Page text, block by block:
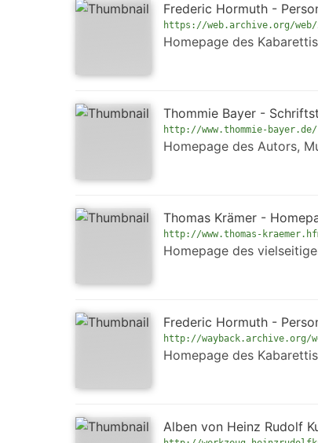
Frederic Hormuth -
https://web.archive.org/web/
Homepage des
Thommie Bayer -
http://www.thommie-bayer.de/
Homepage des Autors,
Thomas Krämer -
http://www.thomas-
Homepage des
Frederic Hormuth -
http://wayback.archive.org/
Homepage des
Alben von Heinz Rudolf